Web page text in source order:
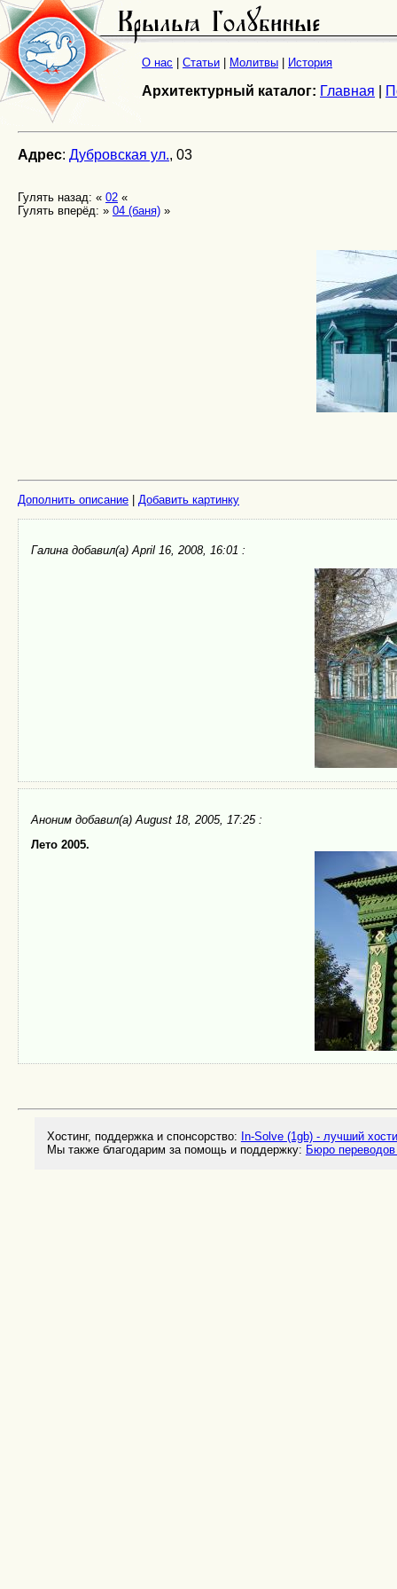
О нас Статьи Молитвы История
Архитектурный каталог: Главная
Адрес: Дубровская ул., 03
Гулять назад: « 02 «
Гулять вперёд: » 04 (баня) »
Дополнить описание Добавить картинку
Галина добавил(а) April 16, 2008, 16:01 :
Аноним добавил(а) August 18, 2005, 17:25 :
Лето 2005.
Хостинг, поддержка и спонсорство: In-Solve (1gb) - лучший
Мы также благодарим за помощь и поддержку: Бюро переводов